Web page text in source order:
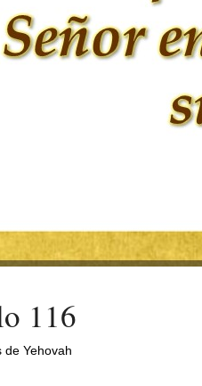
116
de Yehovah